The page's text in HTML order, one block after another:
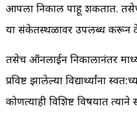
आपला निकाल पाहू शकतात.
या संकेतस्थळावर उपलब्ध करून
तसेच ऑनलाईन निकालानंतर
प्रविष्ट झालेल्या विद्यार्थ्यांना
कोणत्याही विशिष्ट विषयात